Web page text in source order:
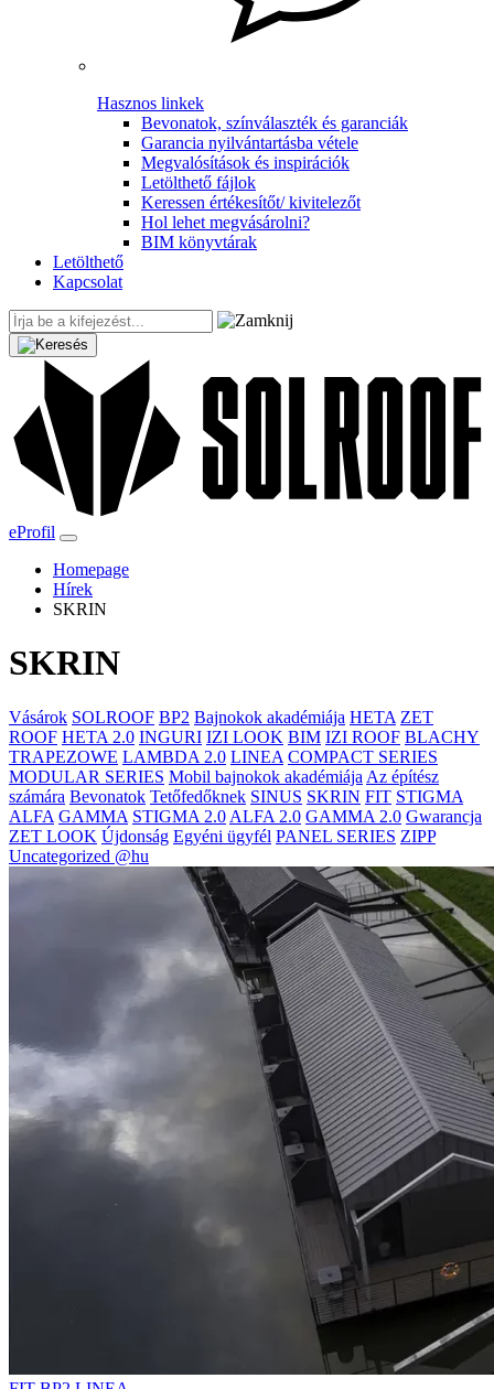
Hasznos linkek
Bevonatok, színválaszték és garanciák
Garancia nyilvántartásba vétele
Megvalósítások és inspirációk
Letölthető fájlok
Keressen értékesítőt/ kivitelezőt
Hol lehet megvásárolni?
BIM könyvtárak
Letölthető
Kapcsolat
eProfil
Homepage
Hírek
SKRIN
SKRIN
Vásárok SOLROOF BP2 Bajnokok akadémiája HETA ZET
ROOF HETA 2.0 INGURI IZI LOOK BIM IZI ROOF BLACHY
TRAPEZOWE LAMBDA 2.0 LINEA COMPACT SERIES
MODULAR SERIES Mobil bajnokok akadémiája Az építész
számára Bevonatok Tetőfedőknek SINUS SKRIN FIT STIGMA
ALFA GAMMA STIGMA 2.0 ALFA 2.0 GAMMA 2.0 Gwarancja
ZET LOOK Újdonság Egyéni ügyfél PANEL SERIES ZIPP
Uncategorized @hu